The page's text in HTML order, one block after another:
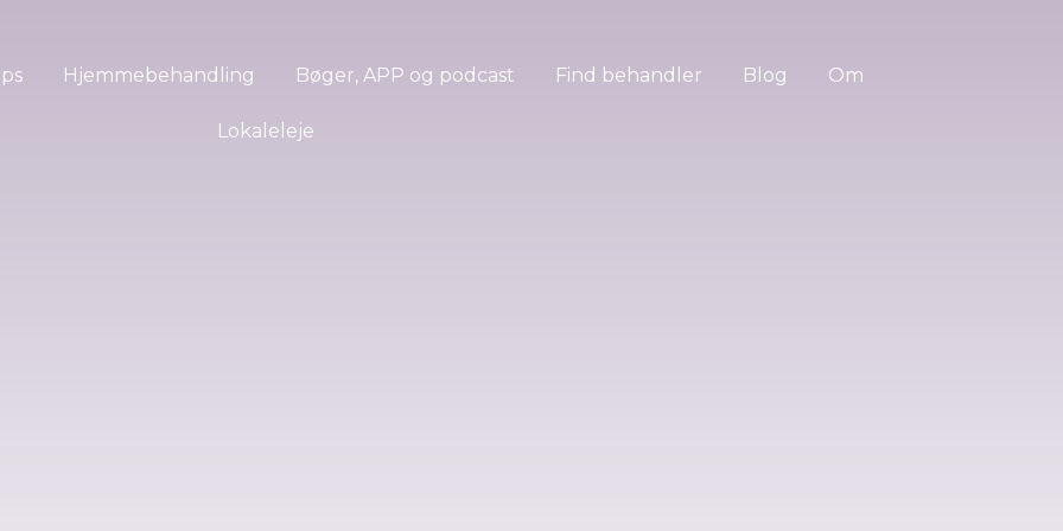
Hjemmebehandling Bøger, APP og podcast Find behandler Blog Om
Lokaleleje